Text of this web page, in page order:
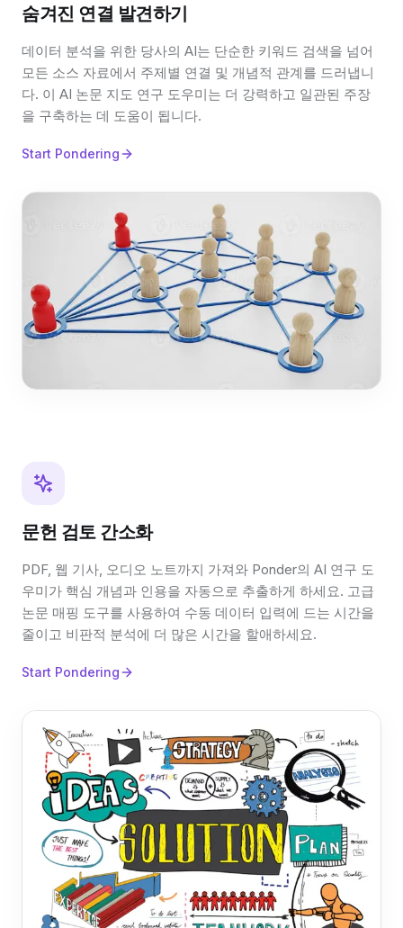
숨겨진 연결 발견하기
데이터 분석을 위한 당사의 AI는 단순한 키워드 검색을 넘어
모든 소스 자료에서 주제별 연결 및 개념적 관계를 드러냅니
다. 이 AI 논문 지도 연구 도우미는 더 강력하고 일관된 주장
을 구축하는 데 도움이 됩니다.
Start Pondering
문헌 검토 간소화
PDF, 웹 기사, 오디오 노트까지 가져와 Ponder의 AI 연구 도
우미가 핵심 개념과 인용을 자동으로 추출하게 하세요. 고급
논문 매핑 도구를 사용하여 수동 데이터 입력에 드는 시간을
줄이고 비판적 분석에 더 많은 시간을 할애하세요.
Start Pondering